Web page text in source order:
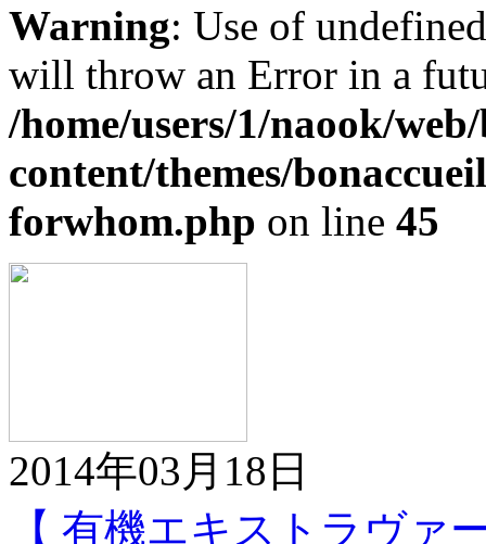
Warning: Use of
will throw an Error in a
/home/users/1/naook/
content/themes/
forwhom.php on line 45
2014年03月18日
【 有機エキストラヴァ